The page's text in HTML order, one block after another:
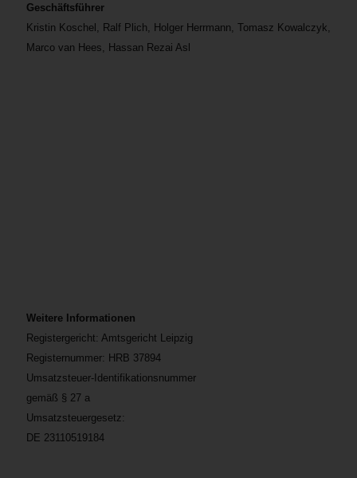
Geschäftsführer
Kristin Koschel, Ralf Plich, Holger Herrmann, Tomasz Kowalczyk,
Marco van Hees, Hassan Rezai Asl
Weitere Informationen
Registergericht: Amtsgericht Leipzig
Registernummer: HRB 37894
Umsatzsteuer-Identifikationsnummer
gemäß § 27 a
Umsatzsteuergesetz:
DE 23110519184